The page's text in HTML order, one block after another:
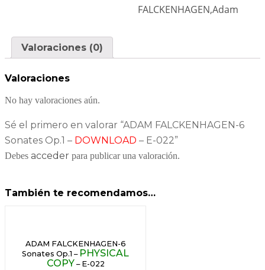
FALCKENHAGEN,Adam
Valoraciones (0)
Valoraciones
No hay valoraciones aún.
Sé el primero en valorar “ADAM FALCKENHAGEN-6
Sonates Op.1 – DOWNLOAD – E-022”
Debes acceder para publicar una valoración.
También te recomendamos…
ADAM FALCKENHAGEN-6
Sonates Op.1 – PHYSICAL
COPY – E-022